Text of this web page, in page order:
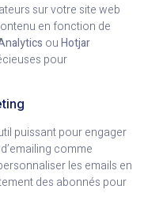
sur votre site web
en fonction de
ouHotjar
pour
puissant pour engager
comme
les emails en
des abonnés pour